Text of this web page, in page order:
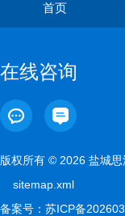
首页
在线咨询
版权所有 © 2026 盐城
sitemap.xml
备案号： 苏ICP备